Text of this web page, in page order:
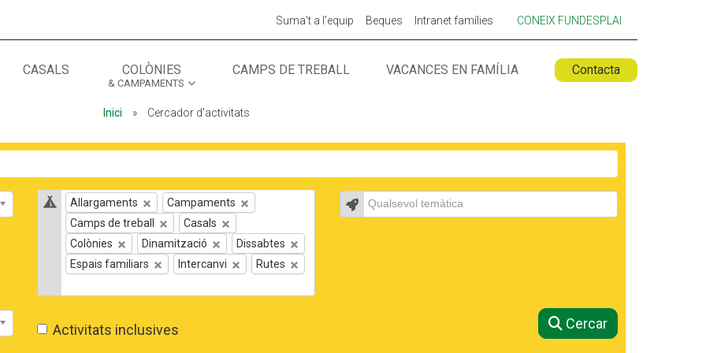
Suma't a l'equip Beques Intranet famílies CONEIX FUNDESPLAI
CASALS COLÒNIES
& CAMPAMENTS
CAMPS DE TREBALL VACANCES EN FAMÍLIA Contacta
Inici » Cercador d'activitats
Tipus d'activitat
Allargaments
Campaments
Camps de treball
Casals
Colònies
Dinamització
Dissabtes
Espais familiars
Intercanvi Rutes
Temàtica
Activitats inclusives Cercar
MÓN ESCOLAR
ACTUALITAT
Notícies